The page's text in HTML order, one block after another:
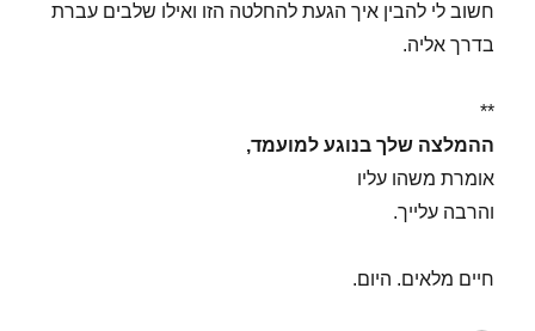
חשוב לי להבין איך הגעת להחלטה הזו ואילו שלבים עברת
בדרך אליה.
**
ההמלצה שלך בנוגע למועמד,
אומרת משהו עליו
והרבה עלייך.
חיים מלאים. היום.